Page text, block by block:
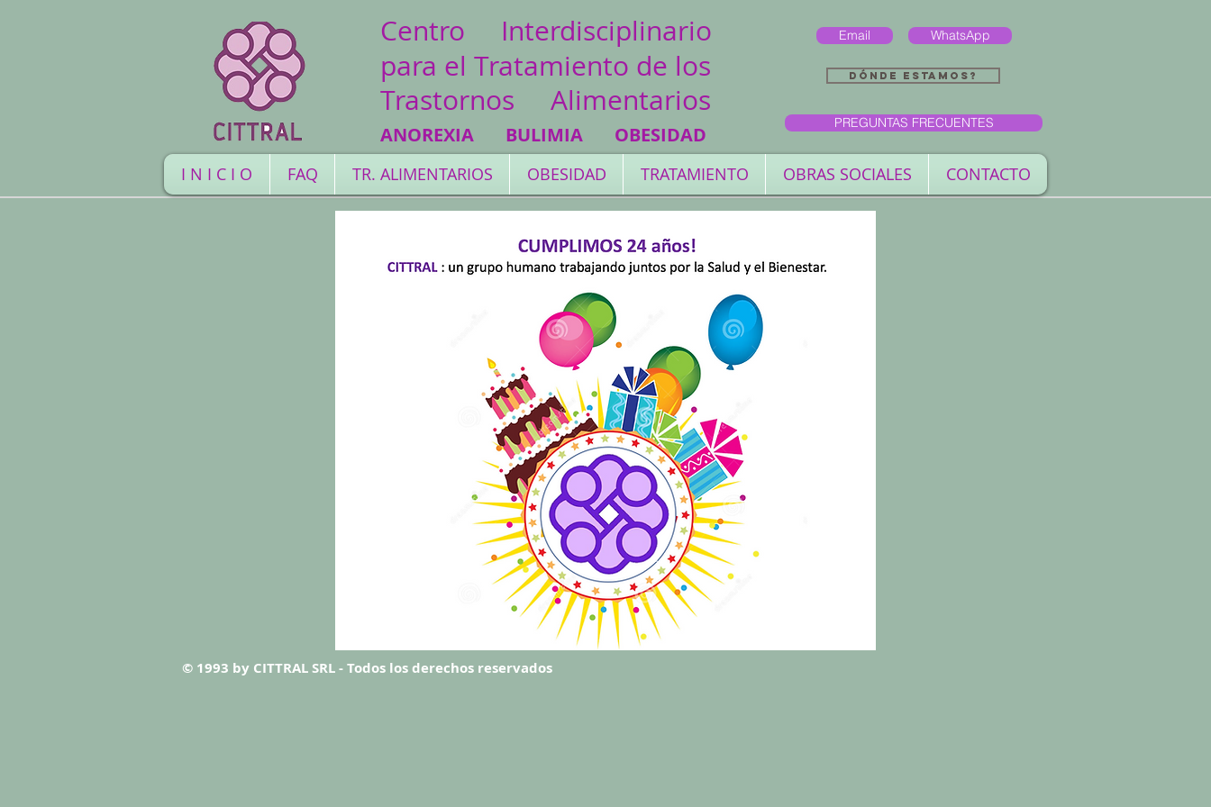
Centro Interdisciplinario
para el Tratamiento de los
Trastornos Alimentarios
ANOREXIA BULIMIA OBESIDAD
Email WhatsApp
Dónde estamos?
PREGUNTAS FRECUENTES
I N I C I O FAQ TR. ALIMENTARIOS OBESIDAD TRATAMIENTO OBRAS SOCIALES CONTACTO
© 1993 by CITTRAL SRL - Todos los derechos reservados